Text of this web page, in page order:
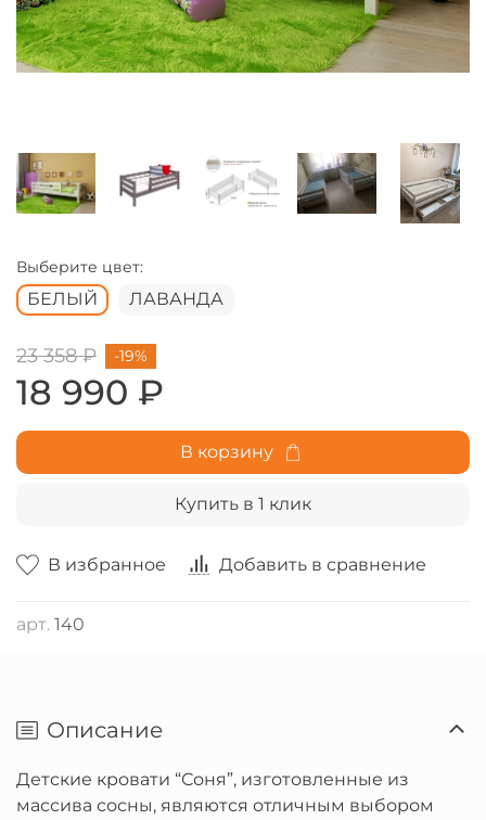
В избранное Добавить в сравнение
арт. 140
Выберите цвет:
БЕЛЫЙ ЛАВАНДА
23 358 ₽
18 990 ₽
-19%
В корзину
Купить в 1 клик
Описание
Детские кровати “Соня”, изготовленные из
массива сосны, являются отличным выбором